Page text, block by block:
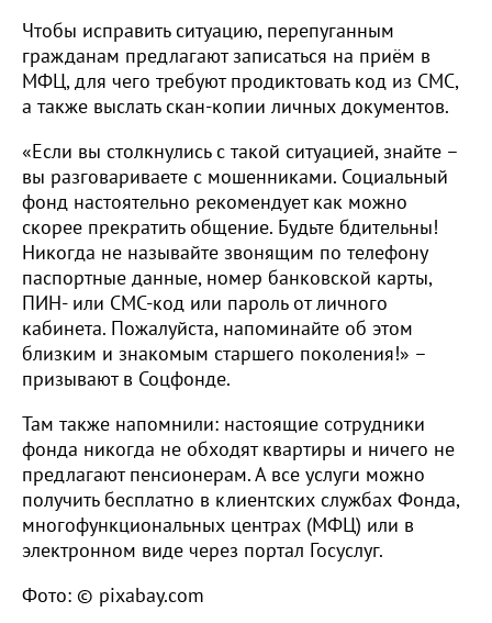
Чтобы исправить ситуацию, перепуганным
гражданам предлагают записаться на приём в
МФЦ, для чего требуют продиктовать код из СМС,
а также выслать скан-копии личных документов.
«Если вы столкнулись с такой ситуацией, знайте –
вы разговариваете с мошенниками. Социальный
фонд настоятельно рекомендует как можно
скорее прекратить общение. Будьте бдительны!
Никогда не называйте звонящим по телефону
паспортные данные, номер банковской карты,
ПИН- или СМС-код или пароль от личного
кабинета. Пожалуйста, напоминайте об этом
близким и знакомым старшего поколения!» –
призывают в Соцфонде.
Там также напомнили: настоящие сотрудники
фонда никогда не обходят квартиры и ничего не
предлагают пенсионерам. А все услуги можно
получить бесплатно в клиентских службах Фонда,
многофункциональных центрах (МФЦ) или в
электронном виде через портал Госуслуг.
Фото: © pixabay.com